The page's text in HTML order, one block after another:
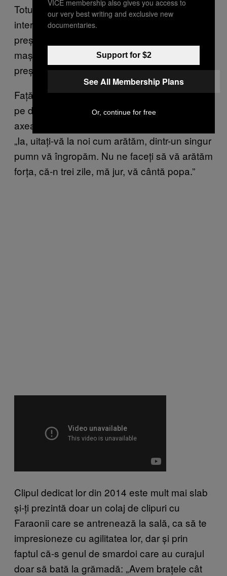
Totuși, ei vor să înțelegi că nu sunt niște
interlopi de rând, ci oameni la nivelul
președintelui rus Vladimir Putin: „Umblă cu
mașini de lux, că așa e moda, cum
președintele Putin merge cu escorta.”
Față de frații Corduneanu care se bazează
pe dimensiunea clanului lor, Faraonii se
axează mai mult pe propriile lor dimensiuni.
„Ia, uitați-vă la noi cum arătăm, dintr-un singur
pumn vă îngropăm. Nu ne faceți să vă arătăm
forța, că-n trei zile, mă jur, vă cântă popa.”
Clipul dedicat lor din 2014 este mult mai slab
și-ți prezintă doar un colaj de clipuri cu
Faraonii care se antrenează la sală, ca să te
impresioneze cu agilitatea lor, dar și prin
faptul că-s genul de smardoi care au curajul
doar să bată la grămadă: „Avem brațele cât
VICE membership also gives you access to
our very best writing and exclusive new
documentaries.
Support for $2
See All Membership Plans
Or, continue for free